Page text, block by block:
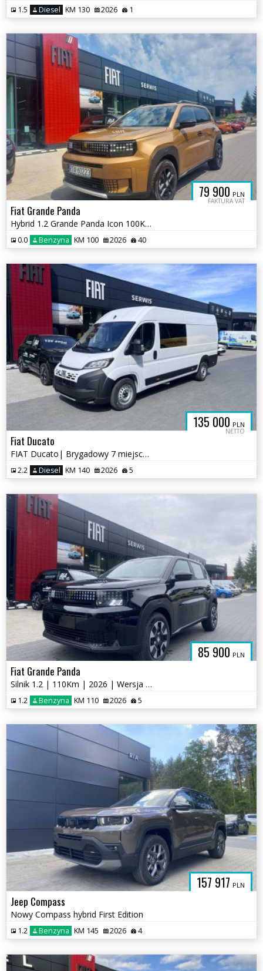
1.5 Diesel KM 130 2026 1
79 900 PLN
FAKTURA VAT
Fiat Grande Panda
Hybrid 1.2 Grande Panda Icon 100KM | 2026 | DEMO
0.0 Benzyna KM 100 2026 40
135 000 PLN
NETTO
Fiat Ducato
FIAT Ducato| Brygadowy 7 miejsc| Maxi Furgon L4H2| 3,5T Diesel 140KM
2.2 Diesel KM 140 2026 5
85 900 PLN
Fiat Grande Panda
Silnik 1.2 | 110Km | 2026 | Wersja Ico
1.2 Benzyna KM 110 2026 5
157 917 PLN
Jeep Compass
Nowy Compass hybrid First Edition
1.2 Benzyna KM 145 2026 4